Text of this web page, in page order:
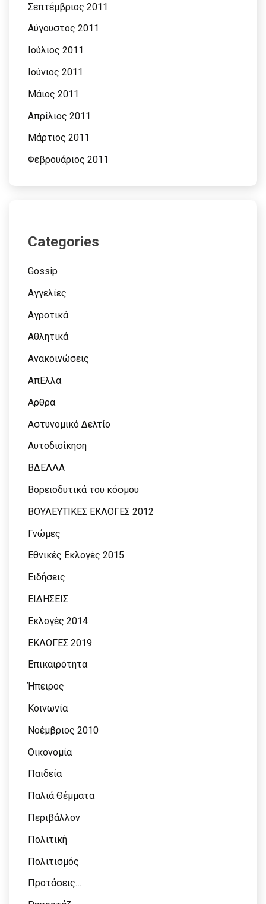
Σεπτέμβριος 2011
Αύγουστος 2011
Ιούλιος 2011
Ιούνιος 2011
Μάιος 2011
Απρίλιος 2011
Μάρτιος 2011
Φεβρουάριος 2011
Categories
Gossip
Αγγελίες
Αγροτικά
Αθλητικά
Ανακοινώσεις
ΑπΕλλα
Αρθρα
Αστυνομικό Δελτίο
Αυτοδιοίκηση
ΒΔΕΛΛΑ
Βορειοδυτικά του κόσμου
ΒΟΥΛΕΥΤΙΚΕΣ ΕΚΛΟΓΕΣ 2012
Γνώμες
Εθνικές Εκλογές 2015
Ειδήσεις
ΕΙΔΗΣΕΙΣ
Εκλογές 2014
ΕΚΛΟΓΕΣ 2019
Επικαιρότητα
Ήπειρος
Κοινωνία
Νοέμβριος 2010
Οικονομία
Παιδεία
Παλιά Θέμματα
Περιβάλλον
Πολιτική
Πολιτισμός
Προτάσεις…